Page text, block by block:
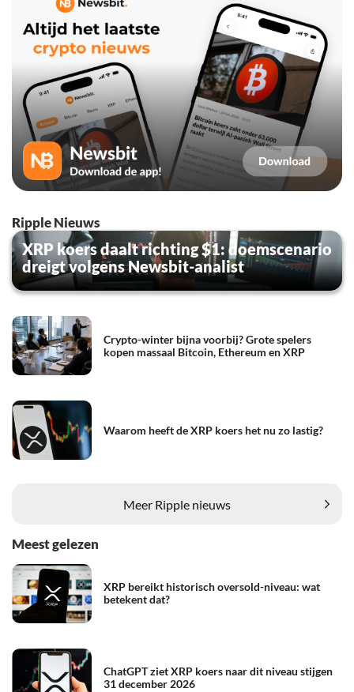
Ripple Nieuws
XRP koers daalt richting $1: doemscenario
dreigt volgens Newsbit-analist
Crypto-winter bijna voorbij? Grote spelers
kopen massaal Bitcoin, Ethereum en XRP
Waarom heeft de XRP koers het nu zo lastig?
Meer Ripple nieuws
Meest gelezen
XRP bereikt historisch oversold-niveau: wat
betekent dat?
ChatGPT ziet XRP koers naar dit niveau stijgen
31 december 2026